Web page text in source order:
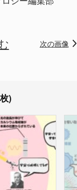
次の画像
)